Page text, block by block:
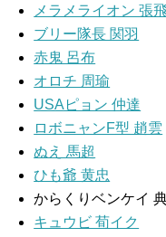
メラメライオン 張
ブリー隊長 関羽
赤鬼 呂布
オロチ 周瑜
USAピョン 仲達
ロボニャンF型 趙雲
ぬえ 馬超
ひも爺 黄忠
からくりベンケイ
キュウビ 荀イク